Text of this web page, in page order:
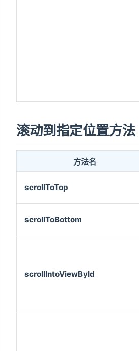
滚动到指定位置方法
方法名
scrollToTop
scrollToBottom
scrollIntoViewById